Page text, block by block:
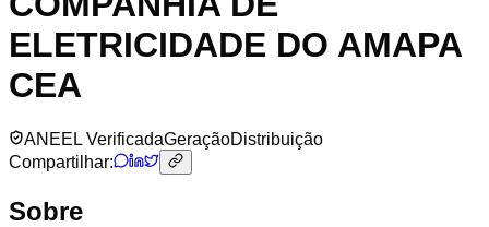
ELETRICIDADE DO AMAPA
CEA
ANEEL VerificadaGeraçãoDistribuição
Compartilhar:
Sobre